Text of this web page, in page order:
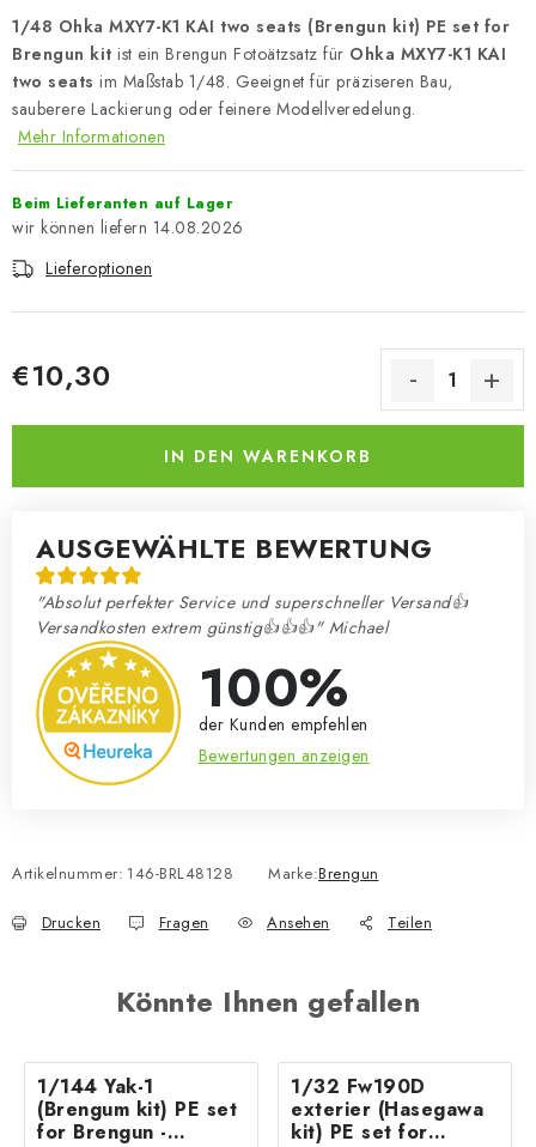
Über uns Meine Bestellung
Kontakte
Versand und Bezahlung
Bedingungen und Konditionen
Großhandel
Modellfarben-Umrechner
Art Scale Modellbau-Glossar
1/48 Ohka MXY7-K1 KAI two seats (Brengun kit) PE set for
Brengun kit ist ein Brengun Fotoätzsatz für Ohka MXY7-K1 KAI
two seats im Maßstab 1/48. Geeignet für präziseren Bau,
sauberere Lackierung oder feinere Modellveredelung.
Mehr Informationen
Beim Lieferanten auf Lager
14.08.2026
Lieferoptionen
€10,30
IN DEN WARENKORB
AUSGEWÄHLTE BEWERTUNG
"Absolut perfekter Service und superschneller Versand👍
Versandkosten extrem günstig👍👍👍" Michael
100%
der Kunden empfehlen
Bewertungen anzeigen
Artikelnummer: 146-BRL48128 Marke:Brengun
Drucken Fragen Ansehen Teilen
Könnte Ihnen gefallen
1/144 Yak-1
(Brengum kit) PE set
for Brengun -
1/32 Fw190D
exterier (Hasegawa
kit) PE set for